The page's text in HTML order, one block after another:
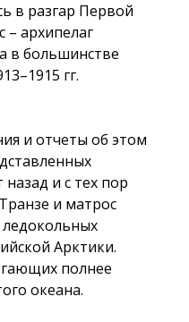
в разгар Первой
архипелаг
в большинстве
гг.
и отчеты об этом
и с тех пор
и матрос
ледокольных
Арктики.
полнее
океана.